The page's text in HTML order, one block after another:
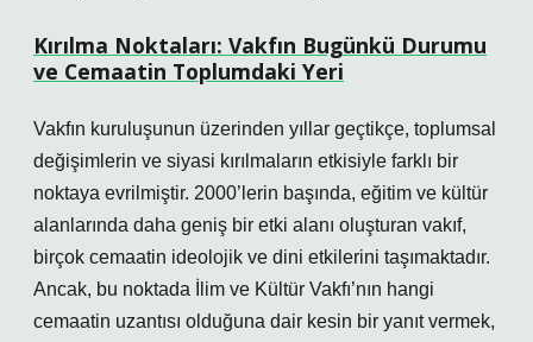
Kırılma Noktaları: Vakfın Bugünkü Durumu
ve Cemaatin Toplumdaki Yeri
Vakfın kuruluşunun üzerinden yıllar geçtikçe, toplumsal
değişimlerin ve siyasi kırılmaların etkisiyle farklı bir
noktaya evrilmiştir. 2000’lerin başında, eğitim ve kültür
alanlarında daha geniş bir etki alanı oluşturan vakıf,
birçok cemaatin ideolojik ve dini etkilerini taşımaktadır.
Ancak, bu noktada İlim ve Kültür Vakfı’nın hangi
cemaatin uzantısı olduğuna dair kesin bir yanıt vermek,